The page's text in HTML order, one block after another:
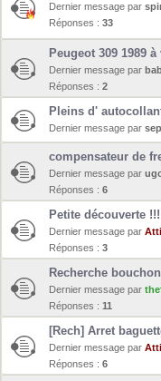
Dernier message par
Réponses : 33
Peugeot 309 1989
Dernier message par
Réponses : 2
Pleins d'
Dernier message par
compensateur de
Dernier message par
Réponses : 6
Petite découverte
Dernier message par
Réponses : 3
Recherche
Dernier message par
Réponses : 11
[Rech] Arret
Dernier message par
Réponses : 6